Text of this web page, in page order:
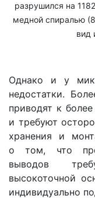
разрушился на
медной спиралью
вид
Однако и у
недостатки.
приводят к
и требуют
хранения и
о том, что
выводов
высокоточной
индивидуально